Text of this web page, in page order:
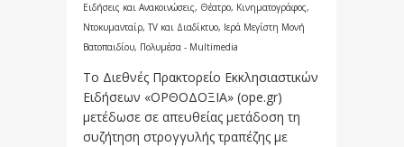
Ειδήσεις και Ανακοινώσεις, Θέατρο, Κινηματογράφος,
Ντοκυμανταίρ, TV και Διαδίκτυο, Ιερά Μεγίστη Μονή
Βατοπαιδίου, Πολυμέσα - Multimedia
Το Διεθνές Πρακτορείο Εκκλησιαστικών
Ειδήσεων «ΟΡΘΟΔΟΞΙΑ» (ope.gr)
μετέδωσε σε απευθείας μετάδοση τη
συζήτηση στρογγυλής τραπέζης με